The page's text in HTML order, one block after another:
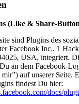
(Like & Share-
sind Plugins des
Facebook Inc., 1
USA, integriert.
an dem Facebook-
auf unserer Seite.
findest Du hier:
docs/